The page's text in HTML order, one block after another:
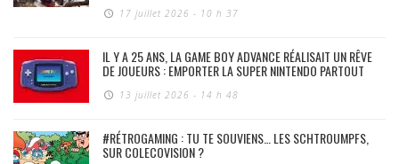
17 juillet 2026 - 10 h 37
IL Y A 25 ANS, LA GAME BOY ADVANCE RÉALISAIT UN RÊVE
DE JOUEURS : EMPORTER LA SUPER NINTENDO PARTOUT
13 juillet 2026 - 14 h 48
#RÉTROGAMING : TU TE SOUVIENS… LES SCHTROUMPFS,
SUR COLECOVISION ?